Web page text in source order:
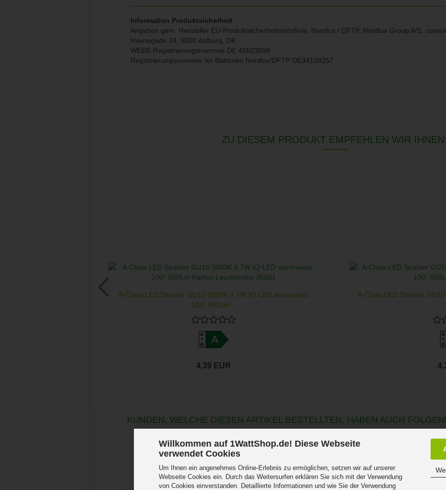
Willkommen auf 1WattShop.de! Diese Webseite
verwendet Cookies
Um Ihnen ein angenehmes Online-Erlebnis zu ermöglichen, setzen wir auf unserer
Webseite Cookies ein. Durch das Weitersurfen erklären Sie sich mit der Verwendung
von Cookies einverstanden. Detaillierte Informationen und wie Sie der Verwendung
Information Produktsicherheit
Angaben gem. Hersteller EU-Produktsicherheitsrichtlinie: Nordlux / DFTP, Nordlux Group A/S,
Havnegade 34, 9000 Aalborg, DK
WEEE-Registrierungsnummer DE 45523698
Registrierungsnummer für Batterien Nordlux/DFTP DE34109257
ZU DIESEM PRODUKT EMPFEHLEN WIR IHNEN:
A-Class LED Strahler GU10 3000K 4,7W IQ-LED warmweiss
100° 850Lm...
A
GA
4,39 EUR
A-Class LED Strahler
A
G
KUNDEN, WELCHE DIESEN ARTIKEL BESTELLTEN, HABEN AUCH